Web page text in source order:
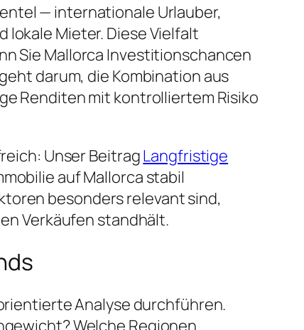
— internationale Urlauber,
Mieter. Diese Vielfalt
Sie Mallorca Investitionschancen
darum, die Kombination aus
Renditen mit kontrolliertem Risiko
Unser BeitragLangfristige
auf Mallorca stabil
besonders relevant sind,
Verkäufen standhält.
Analyse durchführen.
Welche Regionen